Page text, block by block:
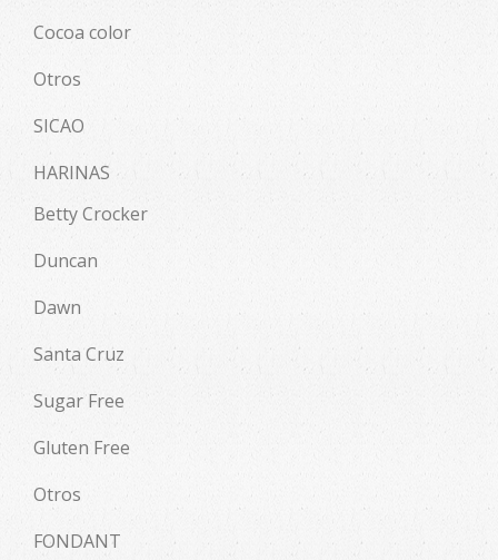
Cocoa color
Otros
SICAO
HARINAS
Betty Crocker
Duncan
Dawn
Santa Cruz
Sugar Free
Gluten Free
Otros
FONDANT